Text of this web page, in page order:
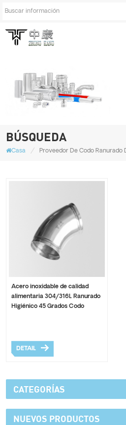
BÚSQUEDA
Casa / Proveedor De Codo Ranurado
Acero inoxidable de calidad
alimentaria 304/316L Ranurado
Higiénico 45 Grados Codo
DETAIL
CATEGORÍAS
NUEVOS PRODUCTOS